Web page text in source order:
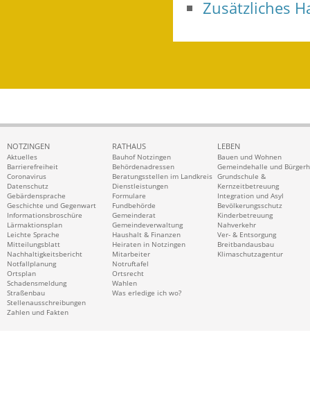
Zusätzliches
NOTZINGEN
Aktuelles
Barrierefreiheit
Coronavirus
Datenschutz
Gebärdensprache
Geschichte und Gegenwart
Informationsbroschüre
Lärmaktionsplan
Leichte Sprache
Mitteilungsblatt
Nachhaltigkeitsbericht
Notfallplanung
Ortsplan
Schadensmeldung
Straßenbau
Stellenausschreibungen
Zahlen und Fakten
RATHAUS
Bauhof Notzingen
Behördenadressen
Beratungsstellen im Landkreis
Dienstleistungen
Formulare
Fundbehörde
Gemeinderat
Gemeindeverwaltung
Haushalt & Finanzen
Heiraten in Notzingen
Mitarbeiter
Notruftafel
Ortsrecht
Wahlen
Was erledige ich wo?
LEBEN
Bauen und Wohnen
Gemeindehalle und
Grundschule &
Kernzeitbetreuung
Integration und Asyl
Bevölkerungsschutz
Kinderbetreuung
Nahverkehr
Ver- & Entsorgung
Breitbandausbau
Klimaschutzagentur